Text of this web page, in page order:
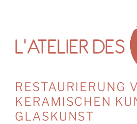
RESTAURIERUNG
KERAMISCHEN
GLASKUNST